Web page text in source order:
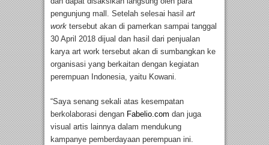
pengunjung mall. Setelah selesai hasil art
work tersebut akan di pamerkan sampai tanggal
30 April 2018 dijual dan hasil dari penjualan
karya art work tersebut akan di sumbangkan ke
organisasi yang berkaitan dengan kegiatan
perempuan Indonesia, yaitu Kowani.
“Saya senang sekali atas kesempatan
berkolaborasi dengan Fabelio.com dan juga
visual artis lainnya dalam mendukung
kampanye pemberdayaan perempuan ini.